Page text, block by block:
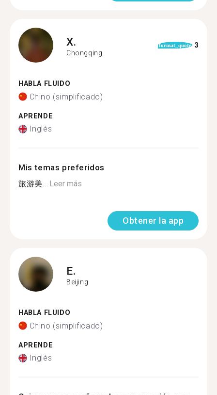
X.
Chongqing
format_quote 3
HABLA FLUIDO
Chino (simplificado)
APRENDE
Inglés
Mis temas preferidos
旅游美...Leer más
Obtener la app
E.
Beijing
HABLA FLUIDO
Chino (simplificado)
APRENDE
Inglés